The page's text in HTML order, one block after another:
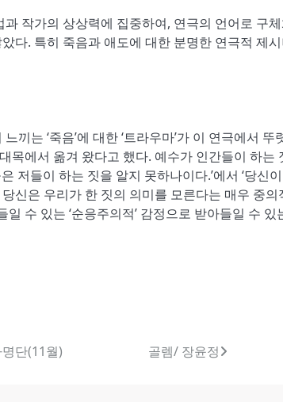
작가의 상상력에 집중하여, 연극의 언어로 구
다. 특히 죽음과 애도에 대한 분명한 연극적 제
느끼는 ‘죽음’에 대한‘트라우마’가 이 연극에서 뚜
목에서 옮겨 왔다고 했다. 예수가 인간들이 하는
저들이 하는 짓을 알지 못하나이다.’에서 ‘당신
당신은 우리가 한 짓의 의미를 모른다는 매우 중
일 수 있는 ‘순응주의적’ 감정으로 받아들일 수 있
단(11월) 골렘/ 장윤정